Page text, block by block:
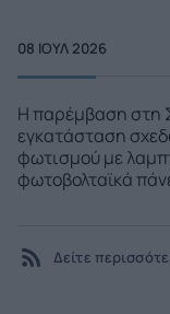
08 ΙΟΥΛ 2026
Η παρέμβαση στη
εγκατάσταση
φωτισμού με
φωτοβολταϊκά
Δείτε